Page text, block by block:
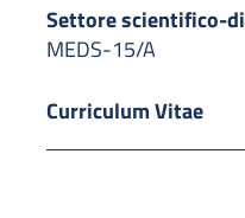
Settore scientifico-
MEDS-15/A
Curriculum Vitae